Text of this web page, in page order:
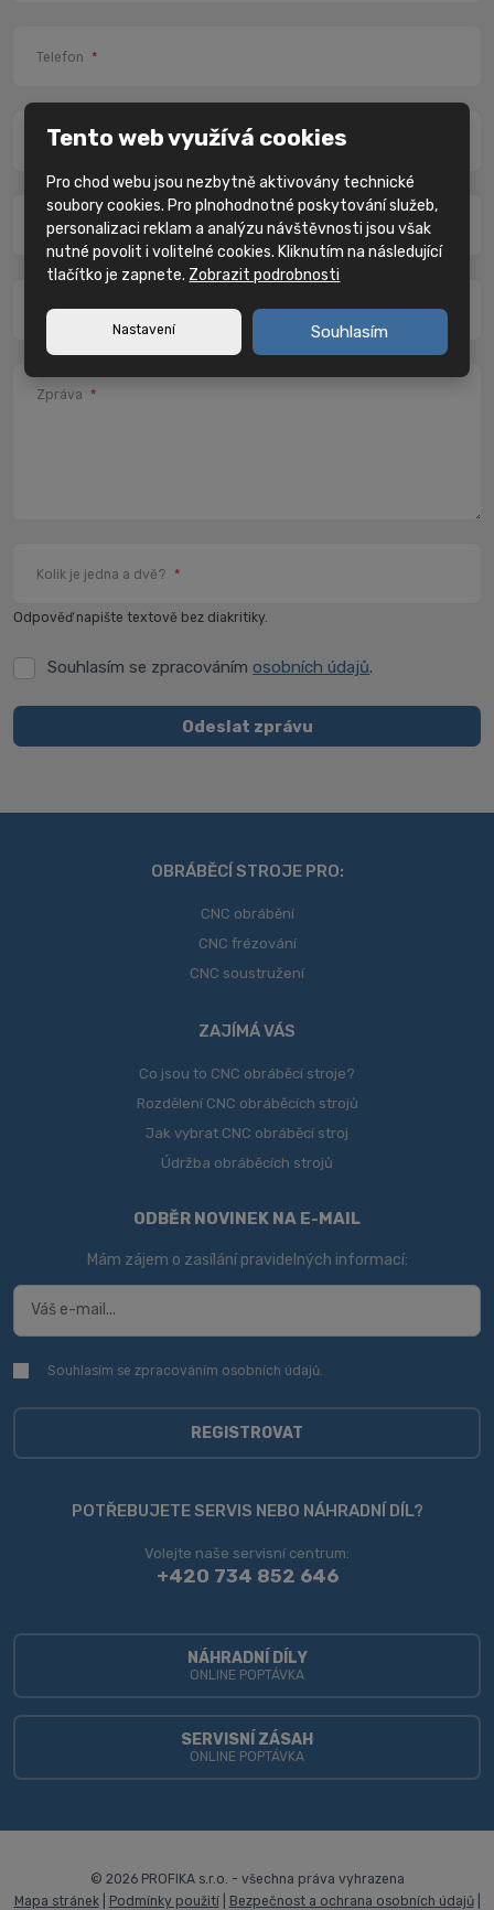
Telefon *
Město *
PSČ *
IČ
Zpráva *
Kolik je jedna a dvě? *
Odpověď napište textově bez diakritiky.
Souhlasím
zpracováním
osobních
Souhlasím se zpracovánímosobních údajů.
Odeslat zprávu
OBRÁBĚCÍ STROJE PRO:
CNC obrábění
CNC frézování
CNC soustružení
ZAJÍMÁ VÁS
Co jsou to CNC obráběcí stroje?
Rozdělení CNC obráběcích strojů
Jak vybrat CNC obráběcí stroj
Údržba obráběcích strojů
ODBĚR NOVINEK NA E-MAIL
Mám zájem o zasílání pravidelných informací:
Souhlasím
zpracováním
Souhlasím se zpracováním osobních údajů.
REGISTROVAT
se
POTŘEBUJETE SERVIS NEBO NÁHRADNÍ DÍL?
Volejte naše servisní centrum:
+420 734 852 646
NÁHRADNÍ DÍLY
ONLINE POPTÁVKA
SERVISNÍ ZÁSAH
ONLINE POPTÁVKA
© 2026 PROFIKA s.r.o. - všechna práva vyhrazena
Mapa stránek
Podmínky použití Bezpečnost a ochrana osobních údajů
Tento web využívá cookies
Pro chod webu jsou nezbytně aktivovány technické
soubory cookies. Pro plnohodnotné poskytování služeb,
personalizaci reklam a analýzu návštěvnosti jsou však
nutné povolit i volitelné cookies. Kliknutím na následující
tlačítko je zapnete. Zobrazit podrobnosti
Nastavení Souhlasím